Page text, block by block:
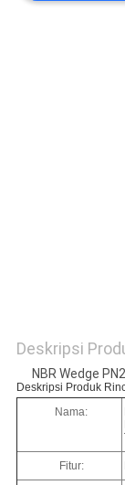
Deskripsi
NBR Wedge
Deskripsi Produk
Nama:
Fitur: